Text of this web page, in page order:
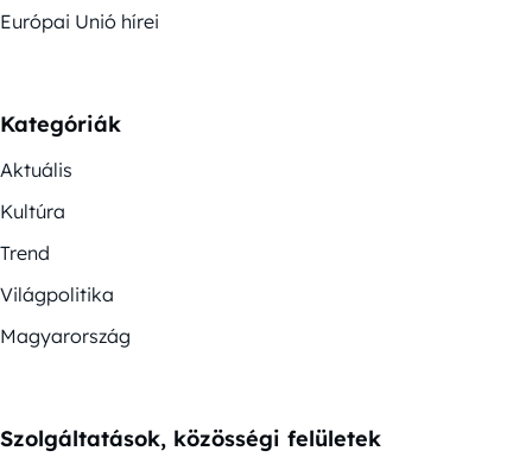
Európai Unió hírei
Kategóriák
Aktuális
Kultúra
Trend
Világpolitika
Magyarország
Szolgáltatások, közösségi felületek